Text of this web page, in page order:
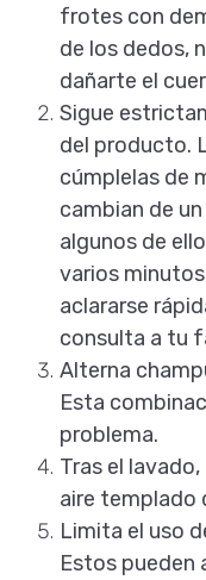
frotes con
de los dedos,
dañarte el
Sigue
del producto.
cúmplelas de
cambian de
algunos de
varios
aclararse
consulta a tu
Alterna
Esta
problema.
Tras el
aire templado
Limita el uso
Estos pueden